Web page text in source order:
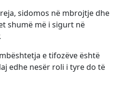
sidomos në mbrojtje dhe
shumë më i sigurt në
e tifozëve është
edhe nesër roli i tyre do të